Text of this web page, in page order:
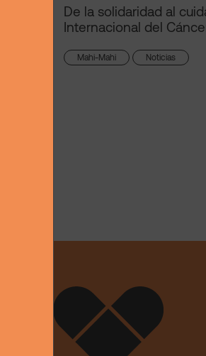
De la solidaridad al
Internacional del
Mahi-Mahi Noticias